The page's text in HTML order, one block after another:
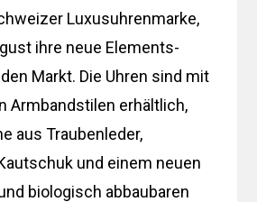
Luxusuhrenmarke,
ihre neue Elements-
Markt. Die Uhren sind mit
Armbandstilen erhältlich,
aus Traubenleder,
und einem neuen
biologisch abbaubaren